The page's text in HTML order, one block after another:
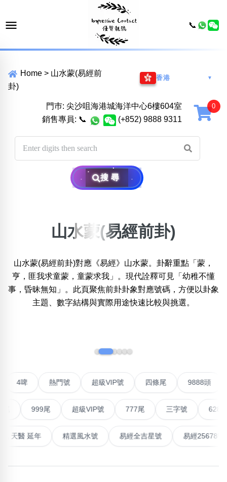
Home > 山水蒙(易經前
卦)
香港 ▼
門巿: 尖沙咀海港城海洋中心6樓604室
銷售專員: 📞 (+852) 9888 9311
搜尋
位置:
一 二 三 五 六 八
無0 無3無4無5 無7無8無9
清除全部分類
搜尋
山水蒙(易經前卦)
山水蒙(易經前卦)對應《易經》山水蒙。卦辭重點「蒙，
亨，匪我求童蒙，童蒙求我」。現代詮釋可見「幼稚不懂
事，昏昧無知」。此頁聚焦前卦卦象對應號碼，方便以卦象
主題、數字結構與實際用途快速比較與挑選。
聯號 4啤 熱門號 超級VIP號 四條尾
超級VIP號 777尾 三字號 6288頭
高能量生氣 天醫 延年 精選風水號 易經全吉星號 易
📞